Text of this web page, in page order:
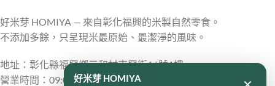
好米芽 HOMIYA — 來自彰化福興的米製自然零食。
不添加多餘，只呈現米最原始、最潔淨的風味。
地址：彰化縣福興鄉三和村南興街16號1樓
營業時間：09:00 – 18:00好米芽 HOMIYA